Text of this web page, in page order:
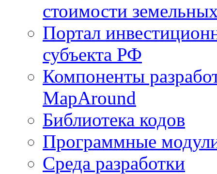
стоимости
Портал
субъекта РФ
Компоненты
MapAround
Библиотека кодов
Программные
Среда разработки